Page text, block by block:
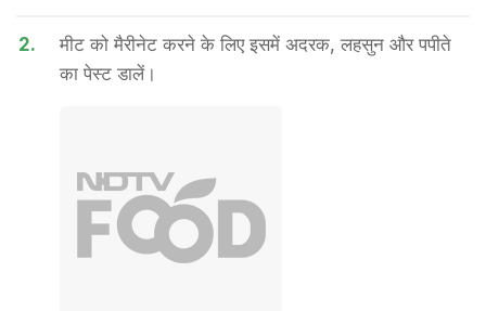
2.
मीट को मैरीनेट करने के लिए इसमें अदरक, लहसुन और पपीते
का पेस्ट डालें।